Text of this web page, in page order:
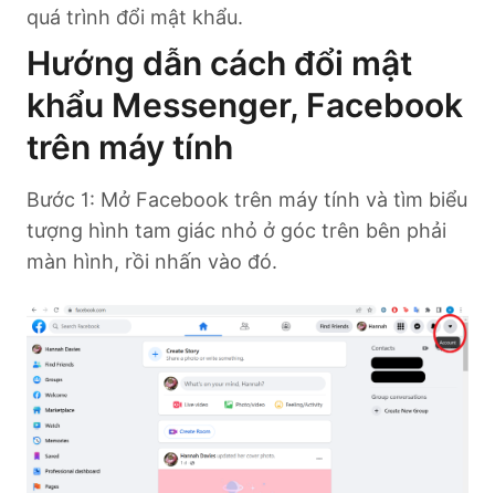
quá trình đổi mật khẩu.
Hướng dẫn cách đổi mật
khẩu Messenger, Facebook
trên máy tính
Bước 1: Mở Facebook trên máy tính và tìm biểu
tượng hình tam giác nhỏ ở góc trên bên phải
màn hình, rồi nhấn vào đó.